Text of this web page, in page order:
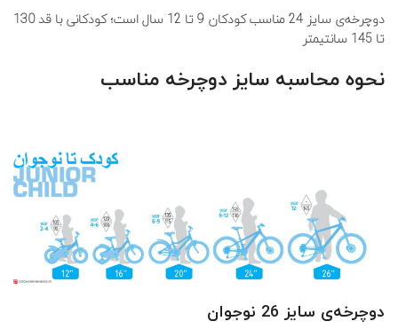
دوچرخه‌ی سایز 24 مناسب کودکان 9 تا 12 سال است؛ کودکانی با قد 130
تا 145 سانتیمتر
نحوه محاسبه سایز دوچرخه مناسب
دوچرخهی سایز 26 نوجوان